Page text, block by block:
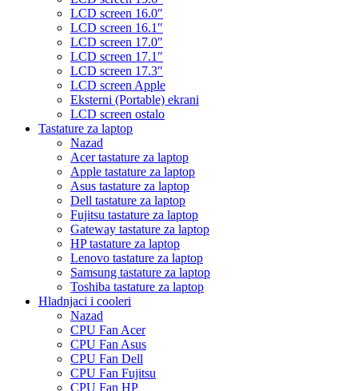
LCD screen 16.0″
LCD screen 16.1″
LCD screen 17.0″
LCD screen 17.1″
LCD screen 17.3″
LCD screen Apple
Eksterni (Portable) ekrani
LCD screen ostalo
Tastature za laptop
Nazad
Acer tastature za laptop
Apple tastature za laptop
Asus tastature za laptop
Dell tastature za laptop
Fujitsu tastature za laptop
Gateway tastature za laptop
HP tastature za laptop
Lenovo tastature za laptop
Samsung tastature za laptop
Toshiba tastature za laptop
Hladnjaci i cooleri
Nazad
CPU Fan Acer
CPU Fan Asus
CPU Fan Dell
CPU Fan Fujitsu
CPU Fan HP